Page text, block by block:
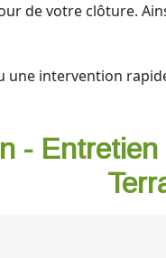
de votre clôture.
une intervention
-